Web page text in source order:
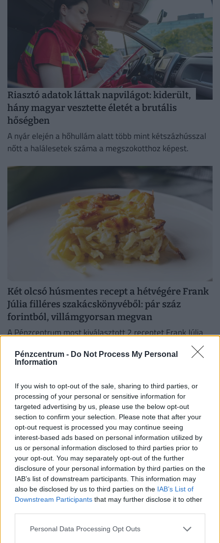
Pénzcentrum - Do Not Process My Personal
Information
If you wish to opt-out of the sale, sharing to third parties, or
processing of your personal or sensitive information for
targeted advertising by us, please use the below opt-out
section to confirm your selection. Please note that after your
opt-out request is processed you may continue seeing
interest-based ads based on personal information utilized by
us or personal information disclosed to third parties prior to
your opt-out. You may separately opt-out of the further
disclosure of your personal information by third parties on the
IAB’s list of downstream participants. This information may
also be disclosed by us to third parties on the IAB’s List of
Downstream Participants that may further disclose it to other
Personal Data Processing Opt Outs
Riasztó adatok láttak napvilágot: kiderült,
hány magyar vesztette életét a brutális
hőségben
A nyár elején a hőhullám alatt több mint kétszázhússzal
nőtt a halálesetek száma a megszokotthoz képest.
Két olcsó húsmentes recept a hétvégére Frank
Júlia filléres szakácskönyvéből: pár száz
forintból, villámgyorsan megvan
A Pénzcentrum most kiválasztott 2 receptet Frank Júlia
Semmiből valamit! című 1990-es receptgyűjteményéből
és megvizsgáltuk, mennyibe kerülne az elkészítésük ma.
Újabb legendás hajóroncs bukkant elő a
magyar Duna-szakaszon? Képeken a
történelmi lelet: közel 80 éve lehetett víz alatt
A járművet a második világháború végén, a saját,